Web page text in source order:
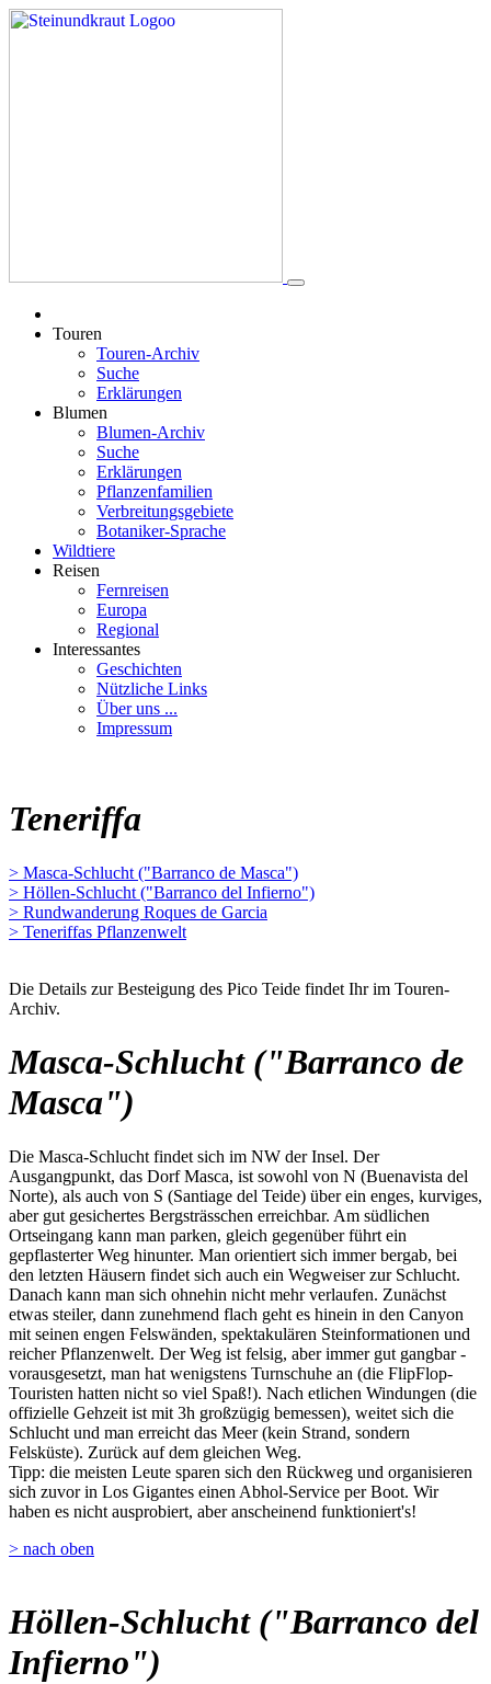
Touren
Touren-Archiv
Suche
Erklärungen
Blumen
Blumen-Archiv
Suche
Erklärungen
Pflanzenfamilien
Verbreitungsgebiete
Botaniker-Sprache
Wildtiere
Reisen
Fernreisen
Europa
Regional
Interessantes
Geschichten
Nützliche Links
Über uns ...
Impressum
Teneriffa
> Masca-Schlucht ("Barranco de Masca")
> Höllen-Schlucht ("Barranco del Infierno")
> Rundwanderung Roques de Garcia
> Teneriffas Pflanzenwelt
Die Details zur Besteigung des Pico Teide findet Ihr im Touren-
Archiv.
Masca-Schlucht ("Barranco de
Masca")
Die Masca-Schlucht findet sich im NW der Insel. Der
Ausgangpunkt, das Dorf Masca, ist sowohl von N (Buenavista del
Norte), als auch von S (Santiage del Teide) über ein enges, kurviges,
aber gut gesichertes Bergsträsschen erreichbar. Am südlichen
Ortseingang kann man parken, gleich gegenüber führt ein
gepflasterter Weg hinunter. Man orientiert sich immer bergab, bei
den letzten Häusern findet sich auch ein Wegweiser zur Schlucht.
Danach kann man sich ohnehin nicht mehr verlaufen. Zunächst
etwas steiler, dann zunehmend flach geht es hinein in den Canyon
mit seinen engen Felswänden, spektakulären Steinformationen und
reicher Pflanzenwelt. Der Weg ist felsig, aber immer gut gangbar -
vorausgesetzt, man hat wenigstens Turnschuhe an (die FlipFlop-
Touristen hatten nicht so viel Spaß!). Nach etlichen Windungen (die
offizielle Gehzeit ist mit 3h großzügig bemessen), weitet sich die
Schlucht und man erreicht das Meer (kein Strand, sondern
Felsküste). Zurück auf dem gleichen Weg.
Tipp: die meisten Leute sparen sich den Rückweg und organisieren
sich zuvor in Los Gigantes einen Abhol-Service per Boot. Wir
haben es nicht ausprobiert, aber anscheinend funktioniert's!
> nach oben
Höllen-Schlucht ("Barranco del
Infierno")